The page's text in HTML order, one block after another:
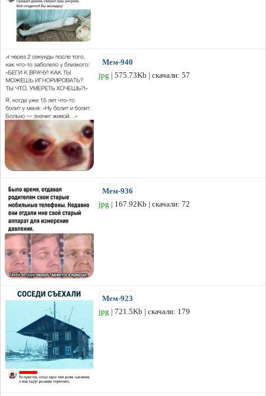
Мем-940
jpg | 575.73Kb | скачали: 57
Мем-936
jpg | 167.92Kb | скачали: 72
Мем-923
jpg | 721.5Kb | скачали: 179